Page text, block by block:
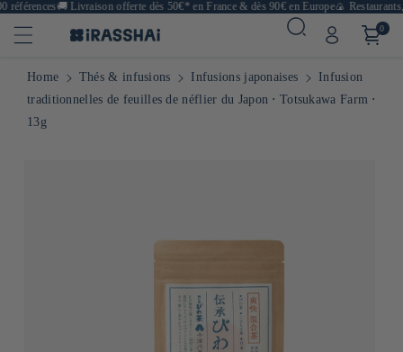
🚚Livraison offerte dès 50€* en France & dès 90€ en Europe🍙 Restaurants,
0
Home Thés & infusions Infusions japonaises
Infusion
traditionnelles de feuilles de néflier du Japon ⋅ Totsukawa Farm ⋅
13g